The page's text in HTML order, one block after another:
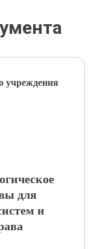
учреждения
для
и